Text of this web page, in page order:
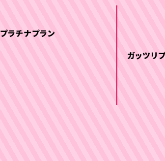
プラチナプラン
ガッツリ